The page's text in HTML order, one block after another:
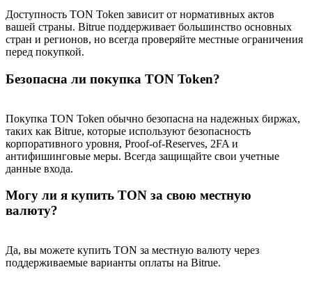
ЛогинЗарегистрироваться
Доступность TON Token зависит от нормативных актов
вашей страны. Bitrue поддерживает большинство основных
стран и регионов, но всегда проверяйте местные ограничения
перед покупкой.
Безопасна ли покупка TON Token?
Покупка TON Token обычно безопасна на надежных биржах,
таких как Bitrue, которые используют безопасность
корпоративного уровня, Proof-of-Reserves, 2FA и
антифишинговые меры. Всегда защищайте свои учетные
данные входа.
Могу ли я купить TON за свою местную
валюту?
Да, вы можете купить TON за местную валюту через
поддерживаемые варианты оплаты на Bitrue.